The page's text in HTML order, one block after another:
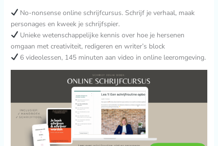
No-nonsense online schrijfcursus. Schrijf je verhaal, maak
personages en kweek je schrijfspier.
Unieke wetenschappelijke kennis over hoe je hersenen
omgaan met creativiteit, redigeren en writer’s block
6 videolessen, 145 minuten aan video in online leeromgeving.